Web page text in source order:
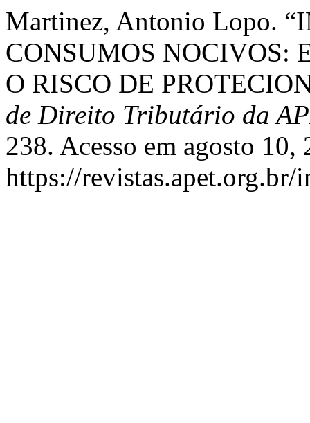
Martinez, Antonio Lopo.
CONSUMOS NOCIVOS:
O RISCO DE
de Direito Tributário da
238. Acesso em agosto 10,
https://